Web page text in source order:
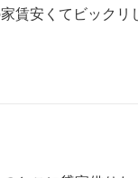
賃安くてビックリ